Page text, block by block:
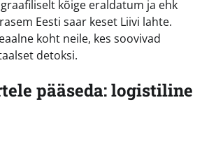
kõige eraldatum ja ehk
Eesti saar keset Liivi lahte.
koht neile, kes soovivad
detoksi.
pääseda: logistiline